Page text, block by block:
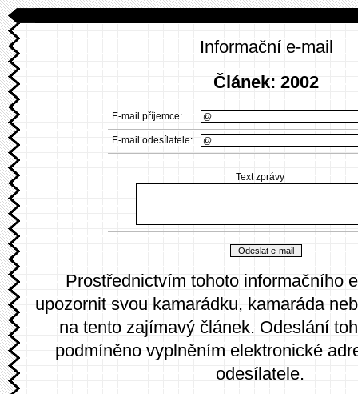
Informační e-mail
Článek: 2002
E-mail příjemce:
E-mail odesílatele:
Text zprávy
Prostřednictvím tohoto informačního
upozornit svou kamarádku, kamaráda
na tento zajímavý článek. Odeslání
podmíněno vyplněním elektronické
odesílatele.